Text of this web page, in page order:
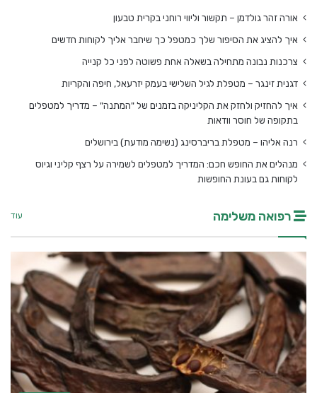
אורה זהר גולדמן – תקשור וליווי רוחני בקרית טבעון
איך להציג את הסיפור שלך כמטפל כך שיחבר אליך לקוחות חדשים
צרכנות נבונה מתחילה בשאלה אחת פשוטה לפני כל קנייה
דגנית זינגר – מטפלת לגיל השלישי בעמק יזרעאל, חיפה והקריות
איך להחזיק ולחזק את הקליניקה בזמנים של "המתנה" – מדריך למטפלים
בתקופה של חוסר וודאות
רנה אליהו – מטפלת בריברסינג (נשימה מודעת) בירושלים
מנהלים את החופש חכם: המדריך למטפלים לשמירה על רצף קליני וגיוס
לקוחות גם בעונת החופשות
רפואה משלימה עוד